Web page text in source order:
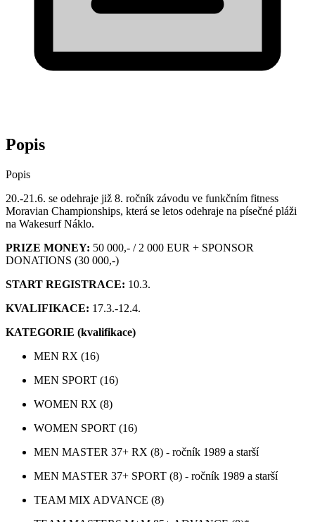
Popis
Popis
20.-21.6. se odehraje již 8. ročník závodu ve funkčním fitness
Moravian Championships, která se letos odehraje na písečné pláži
na Wakesurf Náklo.
PRIZE MONEY: 50 000,- / 2 000 EUR + SPONSOR
DONATIONS (30 000,-)
START REGISTRACE: 10.3.
KVALIFIKACE: 17.3.-12.4.
KATEGORIE (kvalifikace)
MEN RX (16)
MEN SPORT (16)
WOMEN RX (8)
WOMEN SPORT (16)
MEN MASTER 37+ RX (8) - ročník 1989 a starší
MEN MASTER 37+ SPORT (8) - ročník 1989 a starší
TEAM MIX ADVANCE (8)